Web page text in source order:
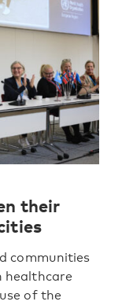
their
communities
healthcare
of the